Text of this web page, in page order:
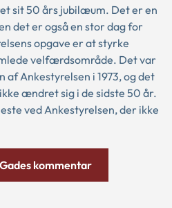
sit 50 års jubilæum. Det er en
det er også en stor dag for
opgave er at styrke
velfærdsområde. Det var
Ankestyrelsen i 1973, og det
ændret sig i de sidste 50 år.
ved Ankestyrelsen, der ikke
kommentar